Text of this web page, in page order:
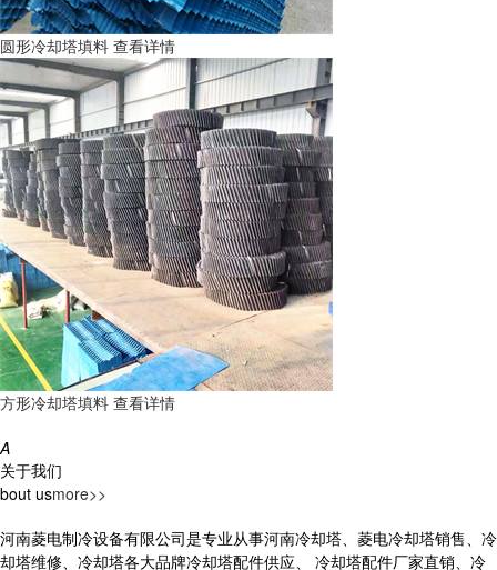
圆形冷却塔填料 查看详情
方形冷却塔填料 查看详情
A
关于我们
bout usmore>>
河南菱电制冷设备有限公司是专业从事河南冷却塔、菱电冷却塔销售、冷
却塔维修、冷却塔各大品牌冷却塔配件供应、 冷却塔配件厂家直销、冷